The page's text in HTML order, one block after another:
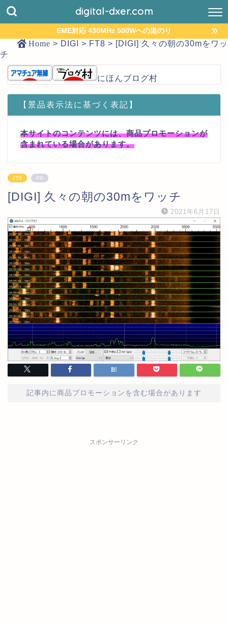
digital-dxer.com
EME対応 430MHz 500Wへの道のり
Home > DIGI > FT8 > [DIGI] 久々の朝の30mをワッ
チ
にほんブログ村
【景品表示法に基づく表記】
本サイトのコンテンツには、商品プロモーションが
含まれている場合があります。
FT8 PR
[DIGI] 久々の朝の30mをワッチ
2021年6月17日
記事内に商品プロモーションを含む場合があります
スポンサーリンク